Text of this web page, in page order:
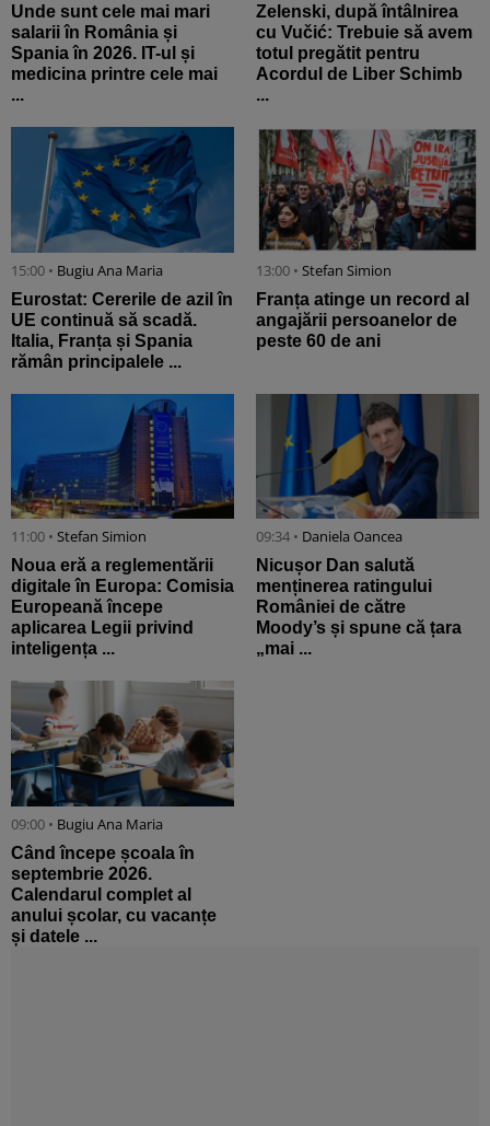
Unde sunt cele mai mari
salarii în România și
Spania în 2026. IT-ul și
medicina printre cele mai
...
Zelenski, după întâlnirea
cu Vučić: Trebuie să avem
totul pregătit pentru
Acordul de Liber Schimb
...
15:00 • Bugiu ⁠Ana Maria
Eurostat: Cererile de azil în
UE continuă să scadă.
Italia, Franța și Spania
rămân principalele ...
13:00 • Stefan Simion
Franța atinge un record al
angajării persoanelor de
peste 60 de ani
11:00 • Stefan Simion
Noua eră a reglementării
digitale în Europa: Comisia
Europeană începe
aplicarea Legii privind
inteligența ...
09:34 • Daniela Oancea
Nicușor Dan salută
menținerea ratingului
României de către
Moody’s și spune că țara
„mai ...
09:00 • Bugiu ⁠Ana Maria
Când începe școala în
septembrie 2026.
Calendarul complet al
anului școlar, cu vacanțe
și datele ...